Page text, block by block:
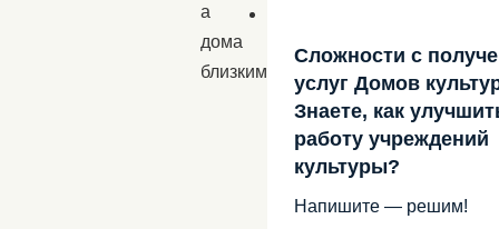
а
дома
близким
Сложности с
услуг Домов
Знаете, как
работу учреждений
культуры?
Напишите — решим!